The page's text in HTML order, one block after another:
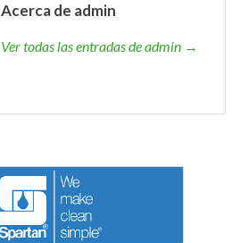
Acerca de admin
Ver todas las entradas de admin →